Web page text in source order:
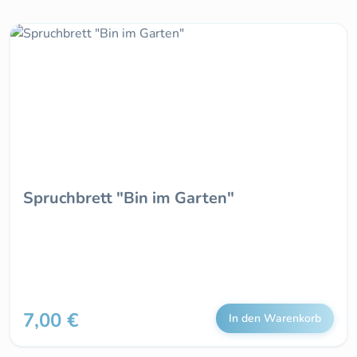
Spruchbrett "Bin im Garten"
Regulärer Preis:
7,00 € In den Warenkorb